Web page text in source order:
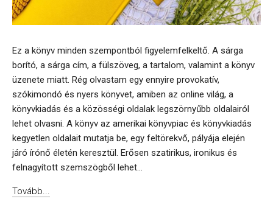
Ez a könyv minden szempontból figyelemfelkeltő. A sárga
borító, a sárga cím, a fülszöveg, a tartalom, valamint a könyv
üzenete miatt. Rég olvastam egy ennyire provokatív,
szókimondó és nyers könyvet, amiben az online világ, a
könyvkiadás és a közösségi oldalak legszörnyűbb oldalairól
lehet olvasni. A könyv az amerikai könyvpiac és könyvkiadás
kegyetlen oldalait mutatja be, egy feltörekvő, pályája elején
járó írónő életén keresztül. Erősen szatirikus, ironikus és
felnagyított szemszögből lehet...
Tovább...